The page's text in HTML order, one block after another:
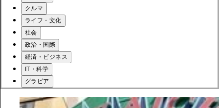
クルマ
ライフ・文化
社会
政治・国際
経済・ビジネス
IT・科学
グラビア